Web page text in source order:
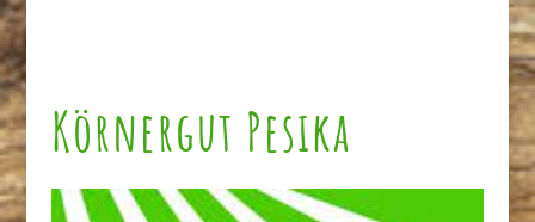
Körnergut Pesika